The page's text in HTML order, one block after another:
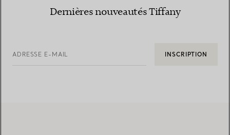
Dernières nouveautés Tiffany
ADRESSE E-MAIL INSCRIPTION